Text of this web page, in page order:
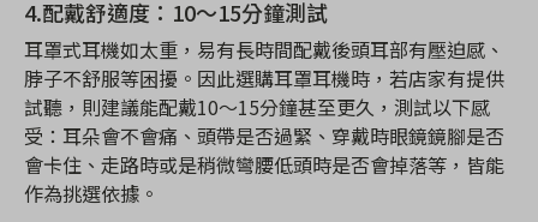
4.配戴舒適度：10～15分鐘測試
耳罩式耳機如太重，易有長時間配戴後頭耳部有壓迫感、
脖子不舒服等困擾。因此選購耳罩耳機時，若店家有提供
試聽，則建議能配戴10～15分鐘甚至更久，測試以下感
受：耳朵會不會痛、頭帶是否過緊、穿戴時眼鏡鏡腳是否
會卡住、走路時或是稍微彎腰低頭時是否會掉落等，皆能
作為挑選依據。